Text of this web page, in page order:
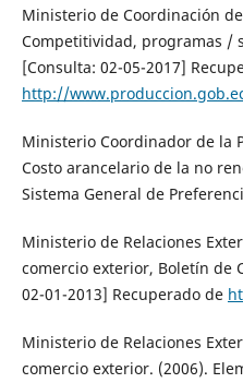
Ministerio de Coordinación
Competitividad, programas /
[Consulta: 02-05-2017]
http://
Ministerio Coordinador de la
Costo arancelario de la no
Sistema General de
Ministerio de Relaciones
comercio exterior, Boletín de
02-01-2013] Recuperado de
Ministerio de Relaciones
comercio exterior. (2006).